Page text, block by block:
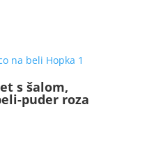
s šalom,
puder roza